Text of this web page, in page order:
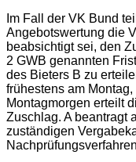
Im Fall der VK Bund
Angebotswertung die
beabsichtigt sei, den
2 GWB genannten
des Bieters B zu
frühestens am
Montagmorgen erteilt
Zuschlag. A beantragt
zuständigen